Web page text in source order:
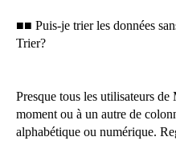
■■ Puis-je trier les données
Trier?
Presque tous les utilisateurs
moment ou à un autre de
alphabétique ou numérique.